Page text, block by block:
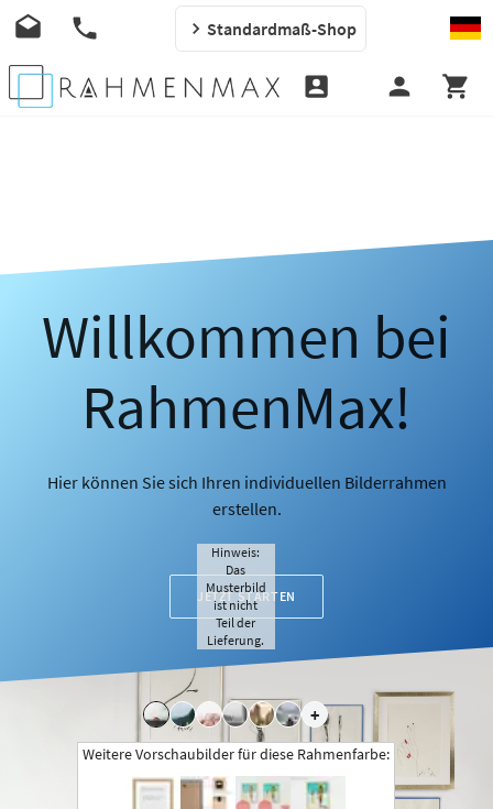
Standardmaß-Shop
Willkommen bei
RahmenMax!
Hier können Sie sich Ihren individuellen Bilderrahmen
erstellen.
JETZT STARTEN
+
Hinweis:
Das
Musterbild
ist nicht
Teil der
Lieferung.
Weitere Vorschaubilder für diese Rahmenfarbe: